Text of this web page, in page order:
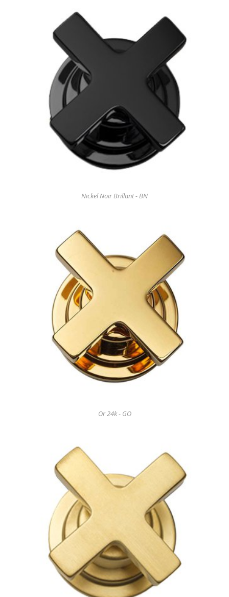
Nickel Noir Brillant - BN
Or 24k - GO